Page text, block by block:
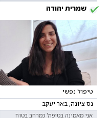
שמרית יהודה
טיפול נפשי
נס ציונה, באר יעקב
אני מאמינה בטיפול כמרחב בטוח